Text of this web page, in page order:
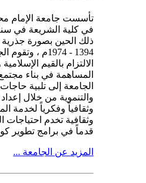
تأسست جامعة الإمام
ذلك الحين بصورة
1394 - 1974م ،
الالتزام بالقيم
المساهمة في بناء
الجامعة إلى تلبية
والتنموية من خلال
وثقافياً وفكرياً لخدمة
وثقافية تخدم احتياجات
قدماً في برامج تطوير
المزيد عن الجامعة ...